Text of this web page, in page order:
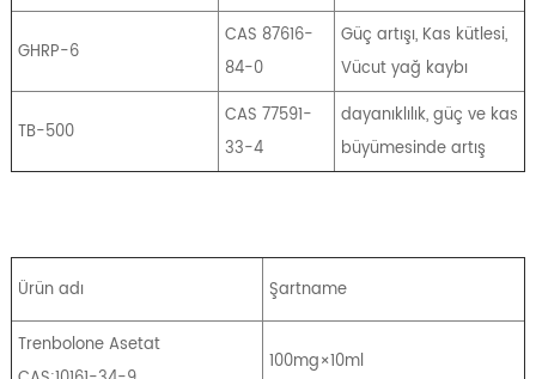
GHRP-6
CAS 87616-
84-0
Güç artışı, Kas kütlesi,
Vücut yağ kaybı
TB-500
CAS 77591-
33-4
dayanıklılık, güç ve kas
büyümesinde artış
Ürün adı Şartname
Trenbolone Asetat
100mg×10ml